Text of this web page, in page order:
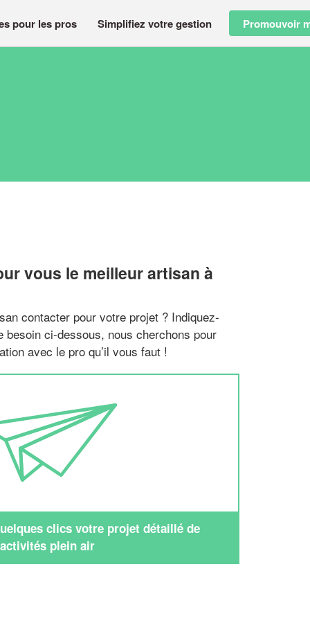
pour les pros Simplifiez votre gestion Promouvoir
vous le meilleur artisan à
contacter pour votre projet ? Indiquez-
besoin ci-dessous, nous cherchons pour
avec le pro qu’il vous faut !
clics votre projet détaillé de
activités plein air